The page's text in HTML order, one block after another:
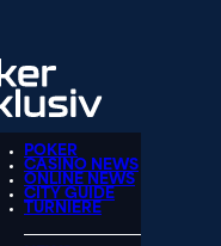
POKER
CASINO NEWS
ONLINE NEWS
CITY GUIDE
TURNIERE